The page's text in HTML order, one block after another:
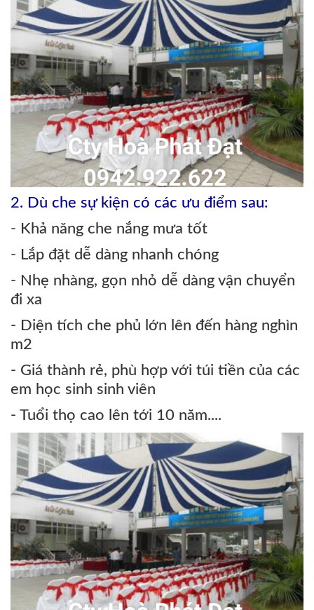
2. Dù che sự kiện có các ưu điểm sau:
- Khả năng che nắng mưa tốt
- Lắp đặt dễ dàng nhanh chóng
- Nhẹ nhàng, gọn nhỏ dễ dàng vận chuyển
đi xa
- Diện tích che phủ lớn lên đến hàng nghìn
m2
- Giá thành rẻ, phù hợp với túi tiền của các
em học sinh sinh viên
- Tuổi thọ cao lên tới 10 năm....